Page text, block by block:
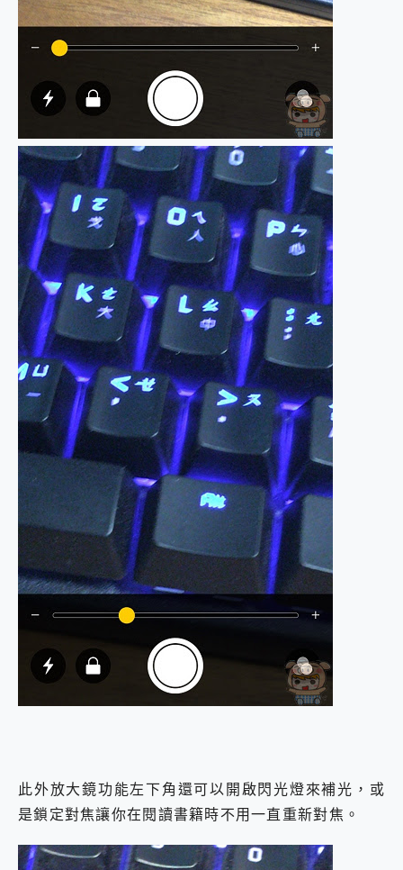
此外放大鏡功能左下角還可以開啟閃光燈來補光，或
是鎖定對焦讓你在閱讀書籍時不用一直重新對焦。